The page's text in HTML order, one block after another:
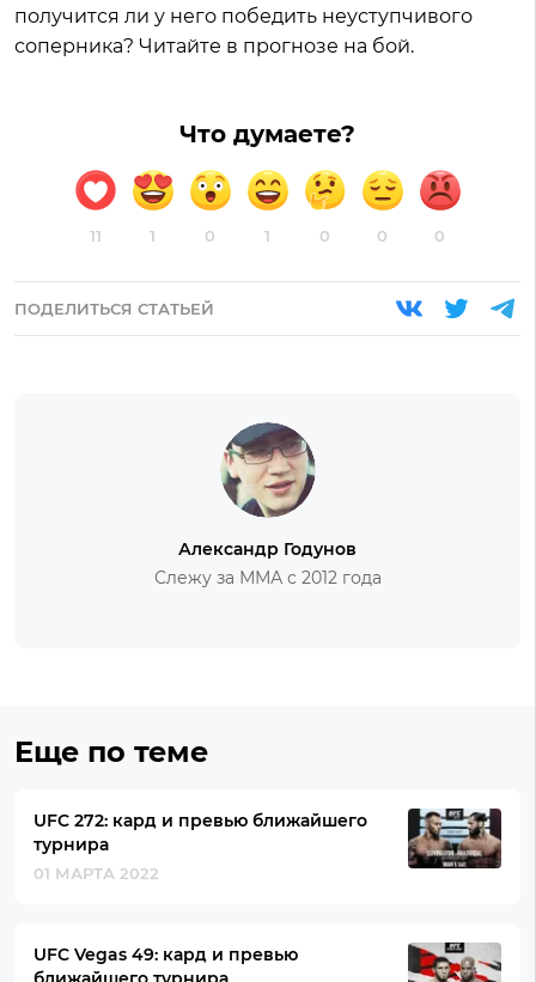
получится ли у него победить неуступчивого
соперника? Читайте в прогнозе на бой.
Что думаете?
11 1 0 1 0 0 0
ПОДЕЛИТЬСЯ СТАТЬЕЙ
Александр Годунов
Слежу за ММА с 2012 года
Еще по теме
UFC 272: кард и превью ближайшего
турнира
01 МАРТА 2022
UFC Vegas 49: кард и превью